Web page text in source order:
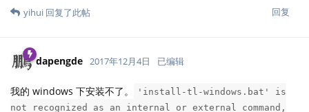
回复
yihui 回复了此帖
dapengde 2017年12月4日 已编辑
我的 windows 下安装不了。
'install-tl-windows.bat' is
not recognized as an internal or external command,